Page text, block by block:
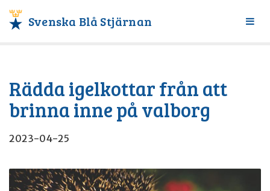
Svenska Blå Stjärnan
Växla
Rädda igelkottar från att
brinna inne på valborg
2023-04-25